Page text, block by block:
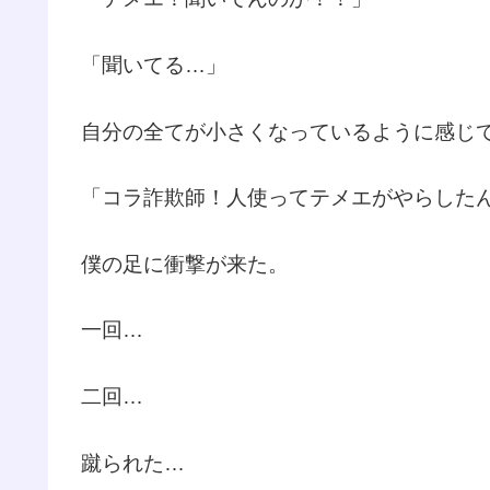
「聞いてる…」
自分の全てが小さくなっているように感じ
「コラ詐欺師！人使ってテメエがやらした
僕の足に衝撃が来た。
一回…
二回…
蹴られた…